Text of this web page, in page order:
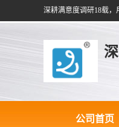
深耕满意度调研18载，
公司首页